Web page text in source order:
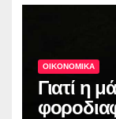
ΟΙΚΟΝΟΜΙΚΑ
Γιατί η